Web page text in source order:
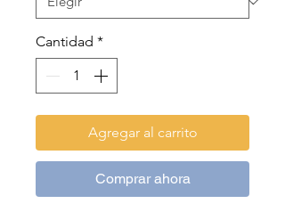
Cantidad *
Agregar al carrito
Comprar ahora